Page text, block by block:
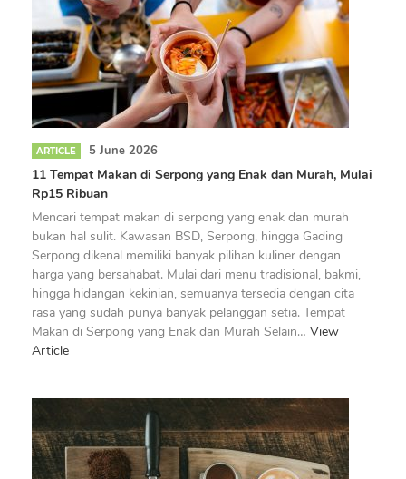
ARTICLE 5 June 2026
11 Tempat Makan di Serpong yang Enak dan Murah, Mulai
Rp15 Ribuan
Mencari tempat makan di serpong yang enak dan murah
bukan hal sulit. Kawasan BSD, Serpong, hingga Gading
Serpong dikenal memiliki banyak pilihan kuliner dengan
harga yang bersahabat. Mulai dari menu tradisional, bakmi,
hingga hidangan kekinian, semuanya tersedia dengan cita
rasa yang sudah punya banyak pelanggan setia. Tempat
Makan di Serpong yang Enak dan Murah Selain… View
Article